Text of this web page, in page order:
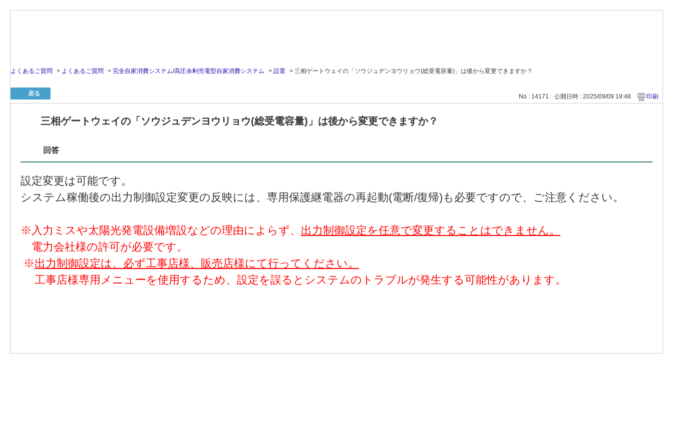
よくあるご質問 > よくあるご質問 > 完全自家消費システム/高圧余剰売電型自家消費システム > 設置 > 三相ゲートウェイの「ソウジュデンヨウリョウ(総受電容量)」は後から変更できますか？
戻る No : 14171 公開日時 : 2025/09/09 19:48 印刷
三相ゲートウェイの「ソウジュデンヨウリョウ(総受電容量)」は後から変更できますか？
回答
設定変更は可能です。
システム稼働後の出力制御設定変更の反映には、専用保護継電器の再起動(電断/復帰)も必要ですので、ご注意ください。
※入力ミスや太陽光発電設備増設などの理由によらず、 出力制御設定を任意で変更することはできません。
電力会社様の許可が必要です。
※出力制御設定は、必ず工事店様、販売店様にて行ってください。
工事店様専用メニューを使用するため、設定を誤るとシステムのトラブルが発生する可能性があります。